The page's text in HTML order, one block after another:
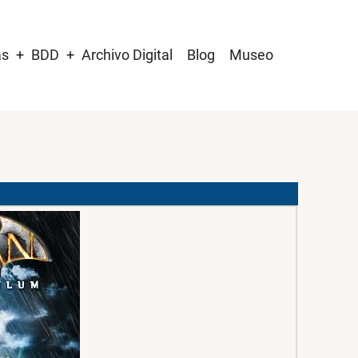
BDD Archivo Digital Blog Museo